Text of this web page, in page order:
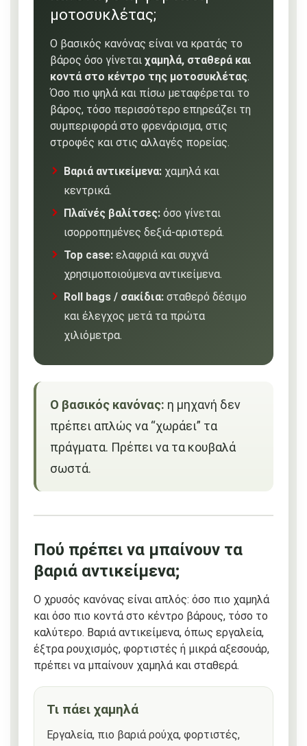
μοτοσυκλέτας;
Ο βασικός κανόνας είναι να κρατάς το
βάρος όσο γίνεται χαμηλά, σταθερά και
κοντά στο κέντρο της μοτοσυκλέτας.
Όσο πιο ψηλά και πίσω μεταφέρεται το
βάρος, τόσο περισσότερο επηρεάζει τη
συμπεριφορά στο φρενάρισμα, στις
στροφές και στις αλλαγές πορείας.
Βαριά αντικείμενα: χαμηλά και
κεντρικά.
Πλαϊνές βαλίτσες: όσο γίνεται
ισορροπημένες δεξιά-αριστερά.
Top case: ελαφριά και συχνά
χρησιμοποιούμενα αντικείμενα.
Roll bags / σακίδια: σταθερό δέσιμο
και έλεγχος μετά τα πρώτα
χιλιόμετρα.
Ο βασικός κανόνας: η μηχανή δεν
πρέπει απλώς να “χωράει” τα
πράγματα. Πρέπει να τα κουβαλά
σωστά.
Πού πρέπει να μπαίνουν τα
βαριά αντικείμενα;
Ο χρυσός κανόνας είναι απλός: όσο πιο χαμηλά
και όσο πιο κοντά στο κέντρο βάρους, τόσο το
καλύτερο. Βαριά αντικείμενα, όπως εργαλεία,
έξτρα ρουχισμός, φορτιστές ή μικρά αξεσουάρ,
πρέπει να μπαίνουν χαμηλά και σταθερά.
Τι πάει χαμηλά
Εργαλεία, πιο βαριά ρούχα, φορτιστές,